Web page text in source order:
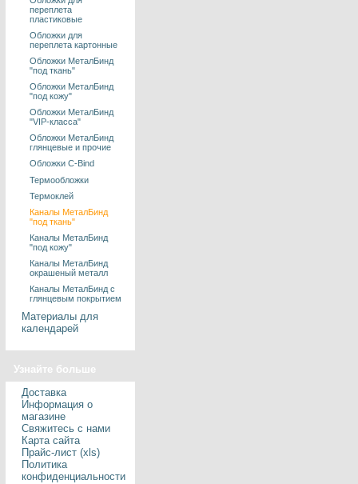
переплета
пластиковые
Обложки для
переплета картонные
Обложки МеталБинд
"под ткань"
Обложки МеталБинд
"под кожу"
Обложки МеталБинд
"VIP-класса"
Обложки МеталБинд
глянцевые и прочие
Обложки C-Bind
Термообложки
Термоклей
Каналы МеталБинд
"под ткань"
Каналы МеталБинд
"под кожу"
Каналы МеталБинд
окрашеный металл
Каналы МеталБинд с
глянцевым покрытием
Материалы для
календарей
Узнайте больше
Доставка
Информация о
магазине
Свяжитесь с нами
Карта сайта
Прайс-лист (xls)
Политика
конфиденциальности